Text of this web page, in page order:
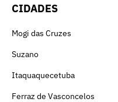
CIDADES
Mogi das Cruzes
Suzano
Itaquaquecetuba
Ferraz de Vasconcelos